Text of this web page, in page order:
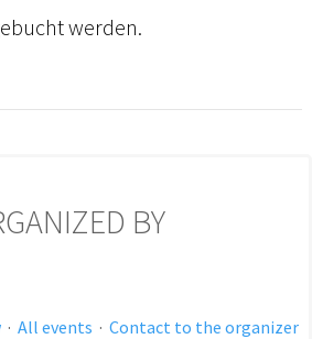
werden.
BY
· All events · Contact to the organizer